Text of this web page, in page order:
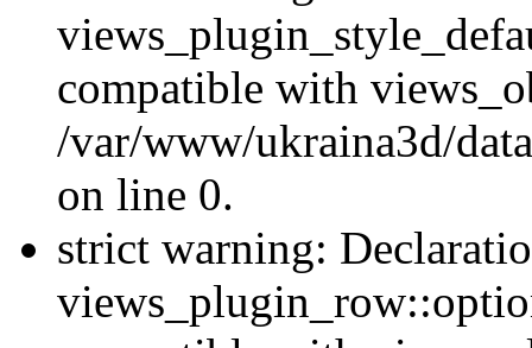
compatible with
/var/www/ukraina3d/
on line 0.
strict warning: